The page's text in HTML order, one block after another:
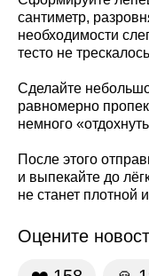
сантиметр,
необходимости
тесто не
Сделайте
равномерно
немного
После этого
и выпекайте до
не станет плотной
Оцените